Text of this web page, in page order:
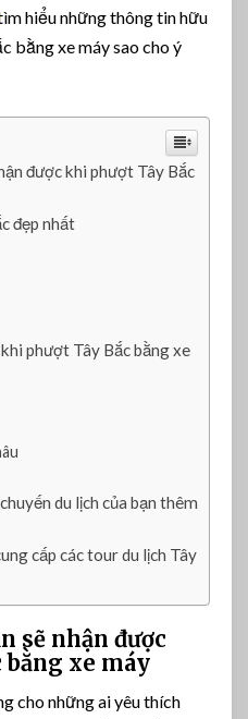
t
â
B
n
á
p
h
ô
g
ê
n
B
Q
hiểu những thông tin hữu
bằng xe máy sao cho ý
được khi phượt Tây Bắc
đẹp nhất
phượt Tây Bắc bằng xe
du lịch của bạn thêm
cấp các tour du lịch Tây
sẽ nhận được
xe máy
cho những ai yêu thích